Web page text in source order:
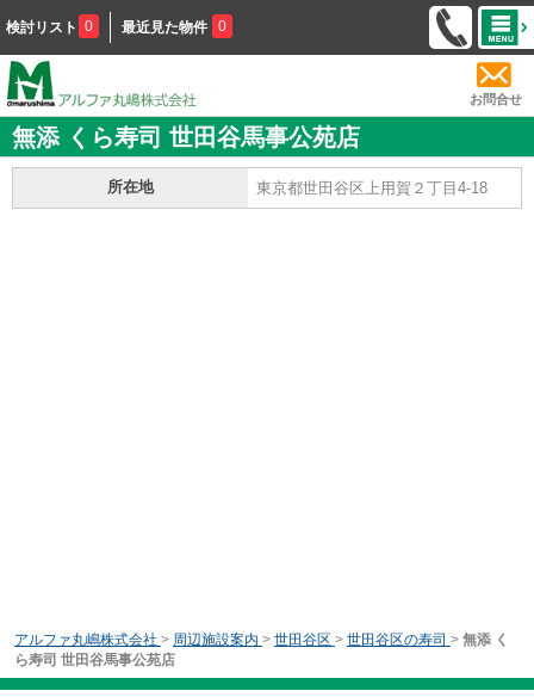
検討リスト 0 最近見た物件 0
お問合せ
無添 くら寿司 世田谷馬事公苑店
所在地 東京都世田谷区上用賀２丁目4-18
アルファ丸嶋株式会社 > 周辺施設案内 > 世田谷区 > 世田谷区の寿司 > 無添 く
ら寿司 世田谷馬事公苑店